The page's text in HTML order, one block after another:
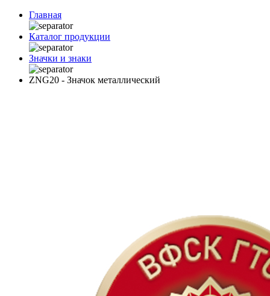
Главная
Каталог продукции
Значки и знаки
ZNG20 - Значок металлический